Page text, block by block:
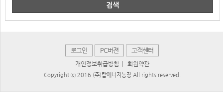
검색
로그인 PC버젼 고객센터
개인정보취급방침 회원약관
Copyright ⓒ 2016 (주)탑에너지농장 All rights reserved.